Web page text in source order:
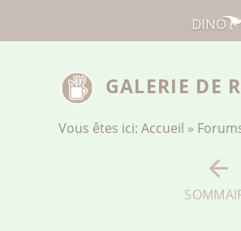
GALERIE DE
Vous êtes ici: Accueil »
DINO